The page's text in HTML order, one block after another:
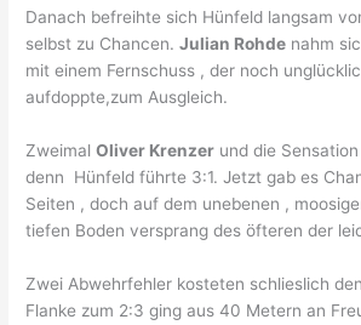
Danach befreihte sich Hünfeld langsam
selbst zu Chancen.Julian Rohde nahm
mit einem Fernschuss , der noch
aufdoppte,zum Ausgleich.
ZweimalOliver Krenzer und die
denn Hünfeld führte 3:1. Jetzt gab es
Seiten , doch auf dem unebenen ,
tiefen Boden versprang des öfteren der
Zwei Abwehrfehler kosteten schlieslich
Flanke zum 2:3 ging aus 40 Metern an